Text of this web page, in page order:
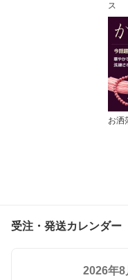
ス
お洒
受注・発送カレンダー
2026年8